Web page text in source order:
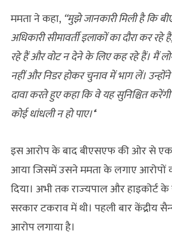
ममता ने कहा, “मुझे जानकारी मिली है कि
अधिकारी सीमावर्ती इलाकों का दौरा कर
रहे हैं और वोट न देने के लिए कह रहे हैं। मैं
नहीं और निडर होकर चुनाव में भाग लें।
दावा करते हुए कहा कि वे यह सुनिश्चित
कोई धांधली न हो पाए।‘‘
इस आरोप के बाद बीएसएफ की ओर से
आया जिसमें उसने ममता के लगाए आरोपों
दिया। अभी तक राज्‍यपाल और हाइकोर्ट के
सरकार टकराव में थी। पहली बार केंद्रीय
आरोप लगाया है।